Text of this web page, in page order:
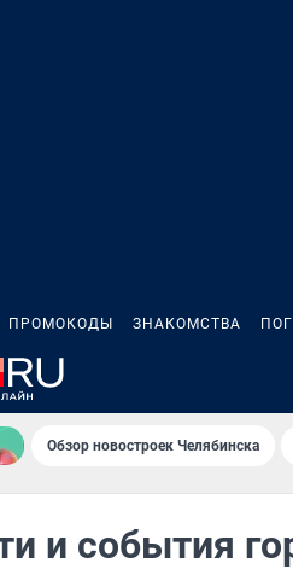
ПРОМОКОДЫ ЗНАКОМСТВА
Обзор новостроек Челябинска
и события